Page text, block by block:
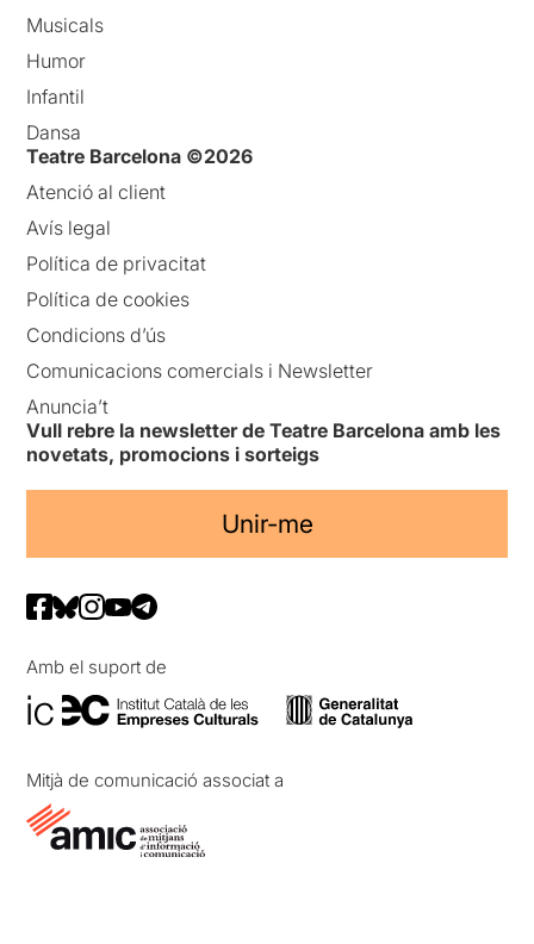
Musicals
Humor
Infantil
Dansa
Teatre Barcelona ©2026
Atenció al client
Avís legal
Política de privacitat
Política de cookies
Condicions d’ús
Comunicacions comercials i Newsletter
Anuncia’t
Vull rebre la newsletter de Teatre Barcelona amb les
novetats, promocions i sorteigs
Unir-me
Amb el suport de
Mitjà de comunicació associat a